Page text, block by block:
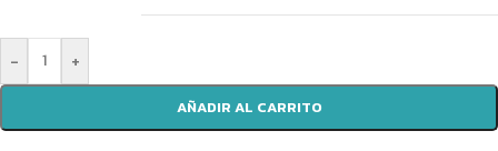
- +
AÑADIR AL CARRITO